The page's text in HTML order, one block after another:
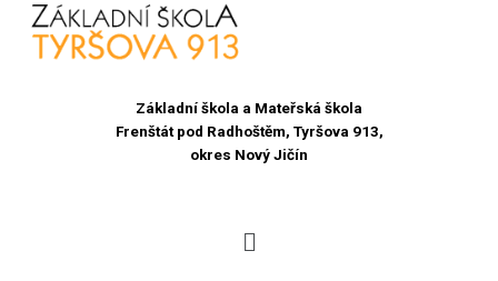
Základní škola a Mateřská škola
Frenštát pod Radhoštěm, Tyršova 913,
okres Nový Jičín